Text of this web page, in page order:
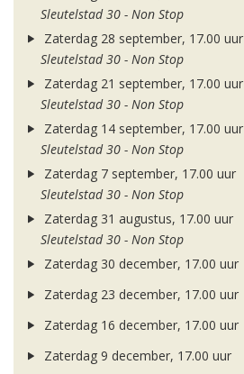
Sleutelstad 30 - Non Stop
Zaterdag 28 september, 17.00 uur
Sleutelstad 30 - Non Stop
Zaterdag 21 september, 17.00 uur
Sleutelstad 30 - Non Stop
Zaterdag 14 september, 17.00 uur
Sleutelstad 30 - Non Stop
Zaterdag 7 september, 17.00 uur
Sleutelstad 30 - Non Stop
Zaterdag 31 augustus, 17.00 uur
Sleutelstad 30 - Non Stop
Zaterdag 30 december, 17.00 uur
Zaterdag 23 december, 17.00 uur
Zaterdag 16 december, 17.00 uur
Zaterdag 9 december, 17.00 uur